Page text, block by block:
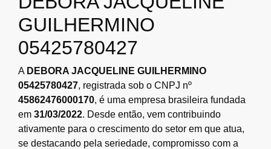
GUILHERMINO
05425780427
A DEBORA JACQUELINE GUILHERMINO
05425780427, registrada sob o CNPJ nº
45862476000170, é uma empresa brasileira fundada
em 31/03/2022. Desde então, vem contribuindo
ativamente para o crescimento do setor em que atua,
se destacando pela seriedade, compromisso com a